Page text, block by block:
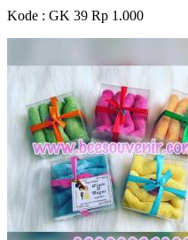
Kode : GK 39 Rp 1.000